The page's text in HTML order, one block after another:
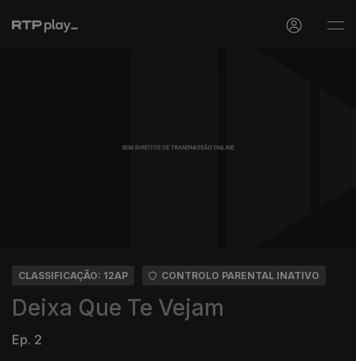
CLASSIFICAÇÃO: 12AP CONTROLO PARENTAL INATIVO
Deixa Que Te Vejam
Ep. 2